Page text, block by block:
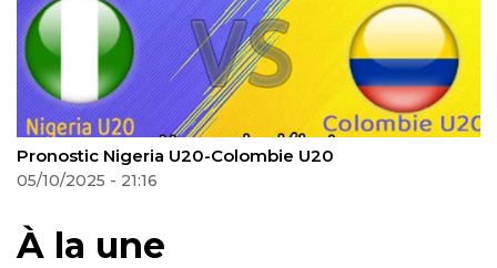
Pronostic Whitecaps de Vancouver-Earthquakes de
San José
À la une